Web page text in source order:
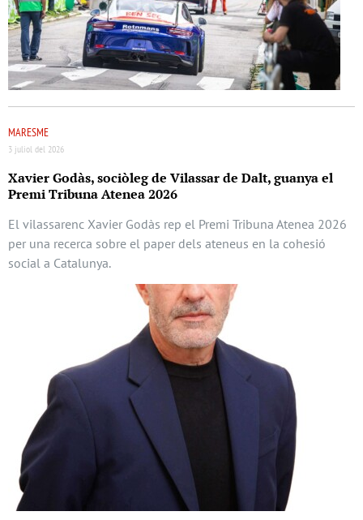
MARESME
3 juliol del 2026
Xavier Godàs, sociòleg de Vilassar de Dalt, guanya el
Premi Tribuna Atenea 2026
El vilassarenc Xavier Godàs rep el Premi Tribuna Atenea 2026
per una recerca sobre el paper dels ateneus en la cohesió
social a Catalunya.